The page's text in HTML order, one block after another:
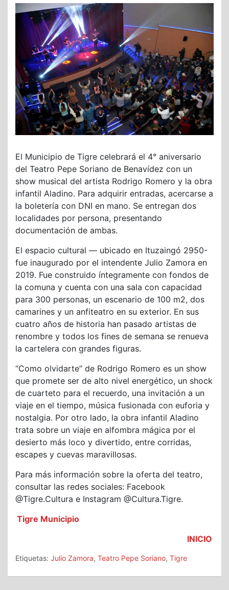
El Municipio de Tigre celebrará el 4° aniversario
del Teatro Pepe Soriano de Benavídez con un
show musical del artista Rodrigo Romero y la obra
infantil Aladino. Para adquirir entradas, acercarse a
la boletería con DNI en mano. Se entregan dos
localidades por persona, presentando
documentación de ambas.
El espacio cultural — ubicado en Ituzaingó 2950-
fue inaugurado por el intendente Julio Zamora en
2019. Fue construido íntegramente con fondos de
la comuna y cuenta con una sala con capacidad
para 300 personas, un escenario de 100 m2, dos
camarines y un anfiteatro en su exterior. En sus
cuatro años de historia han pasado artistas de
renombre y todos los fines de semana se renueva
la cartelera con grandes figuras.
“Como olvidarte” de Rodrigo Romero es un show
que promete ser de alto nivel energético, un shock
de cuarteto para el recuerdo, una invitación a un
viaje en el tiempo, música fusionada con euforia y
nostalgia. Por otro lado, la obra infantil Aladino
trata sobre un viaje en alfombra mágica por el
desierto más loco y divertido, entre corridas,
escapes y cuevas maravillosas.
Para más información sobre la oferta del teatro,
consultar las redes sociales: Facebook
@Tigre.Cultura e Instagram @Cultura.Tigre.
Tigre Municipio
INICIO
Etiquetas: Julio Zamora, Teatro Pepe Soriano, Tigre